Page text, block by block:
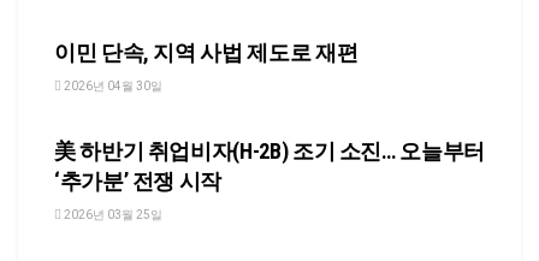
이민 단속, 지역 사법 제도로 재편
2026년 04월 30일
美 하반기 취업비자(H-2B) 조기 소진… 오늘부터
‘추가분’ 전쟁 시작
2026년 03월 25일